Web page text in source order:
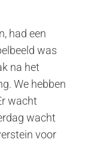
had een
was
na het
We hebben
wacht
wacht
voor